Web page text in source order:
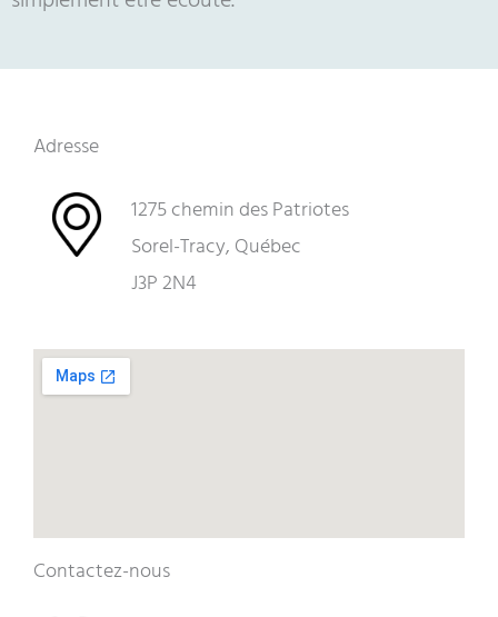
Adresse
1275 chemin des Patriotes
Sorel-Tracy, Québec
J3P 2N4
Contactez-nous